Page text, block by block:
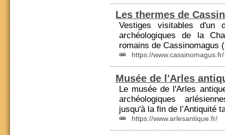
Les thermes de
Vestiges visitables d'un
archéologiques de la
romains de Cassinomagus
https://www.cassinomagus.fr/
Musée de l'Arles
Le musée de l'Arles
archéologiques
jusqu'à la fin de l’Antiquité
https://www.arlesantique.fr/